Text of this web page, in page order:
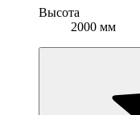
Высота
2000 мм